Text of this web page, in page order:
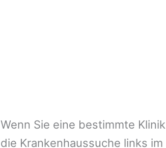
Wenn Sie eine bestimmte
die Krankenhaussuche links